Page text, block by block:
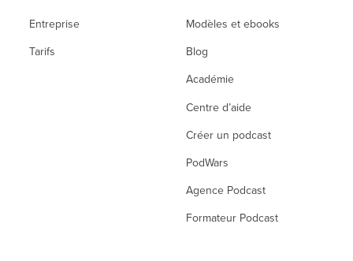
Entreprise
Tarifs
Modèles et ebooks
Blog
Académie
Centre d’aide
Créer un podcast
PodWars
Agence Podcast
Formateur Podcast